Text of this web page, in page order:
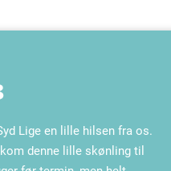
Lige en lille hilsen fra os.
denne lille skønling til